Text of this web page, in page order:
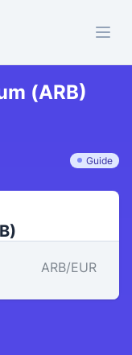
(ARB)
Guide
ARB/EUR